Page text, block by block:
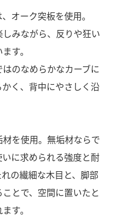
オーク突板を使用。
みながら、反りや狂い
す。
のなめらかなカーブに
く、背中にやさしく沿
を使用。無垢材ならで
に求められる強度と耐
の繊細な木目と、脚部
とで、空間に置いたと
す。